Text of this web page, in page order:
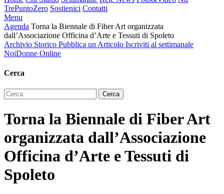
TrePuntoZero Sostienici Contatti
Menu
Agenda Torna la Biennale di Fiber Art organizzata
dall’Associazione Officina d’Arte e Tessuti di Spoleto
Archivio Storico Pubblica un Articolo Iscriviti al settimanale
NoiDonne Online
Cerca
Torna la Biennale di Fiber Art
organizzata dall’Associazione
Officina d’Arte e Tessuti di
Spoleto